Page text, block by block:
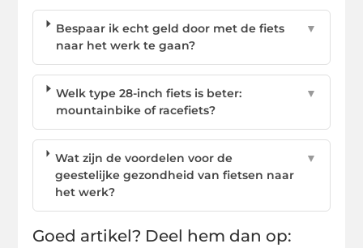
Bespaar ik echt geld door met de fiets
naar het werk te gaan?
▼
Welk type 28-inch fiets is beter:
mountainbike of racefiets?
▼
Wat zijn de voordelen voor de
geestelijke gezondheid van fietsen naar
het werk?
▼
Goed artikel? Deel hem dan op: